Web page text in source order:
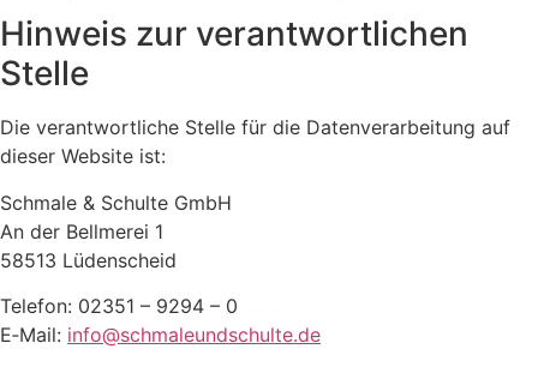
Hin­weis zur ver­ant­wort­li­chen
Stel­le
Die ver­ant­wort­li­che Stel­le für die Daten­ver­ar­bei­tung auf
die­ser Web­site ist:
Schma­le & Schul­te GmbH
An der Bell­me­rei 1
58513 Lüden­scheid
Tele­fon: 02351 – 9294 – 0
E‑Mail: info@schmaleundschulte.de